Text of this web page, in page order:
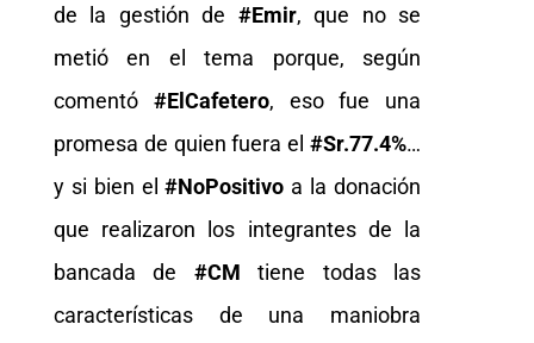
de la gestión de #Emir, que no se
metió en el tema porque, según
comentó #ElCafetero, eso fue una
promesa de quien fuera el#Sr.77.4%…
y si bien el#NoPositivo a la donación
que realizaron los integrantes de la
bancada de #CMtiene todas las
características de una maniobra